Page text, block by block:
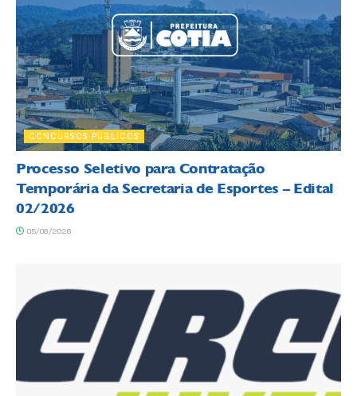
CONCURSOS PÚBLICOS
Processo Seletivo para Contratação
Temporária da Secretaria de Esportes – Edital
02/2026
05/08/2026